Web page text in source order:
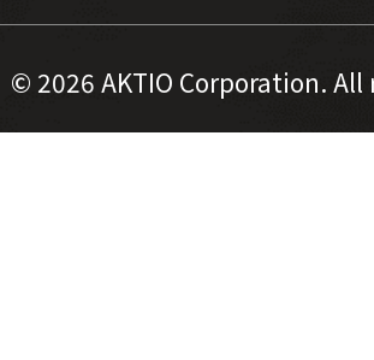
© 2026 AKTIO Corporation.